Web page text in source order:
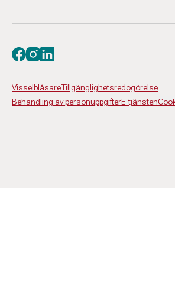
VisselblåsareTillgänglighetsredogörelse
Behandling av personuppgifterE-tjänsten
Besök oss på facebook
Besök oss på instagram
Besök oss på linkedin